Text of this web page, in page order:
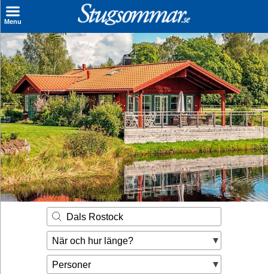
Menu
Sök stuga
Sista Minuten
Genvägar
Inspiration
Kontakt
Husägare
Se hur mycket du kan tjäna
Räkna ut din
hyresintäkt
Dals Rostock
När och hur länge?
Personer